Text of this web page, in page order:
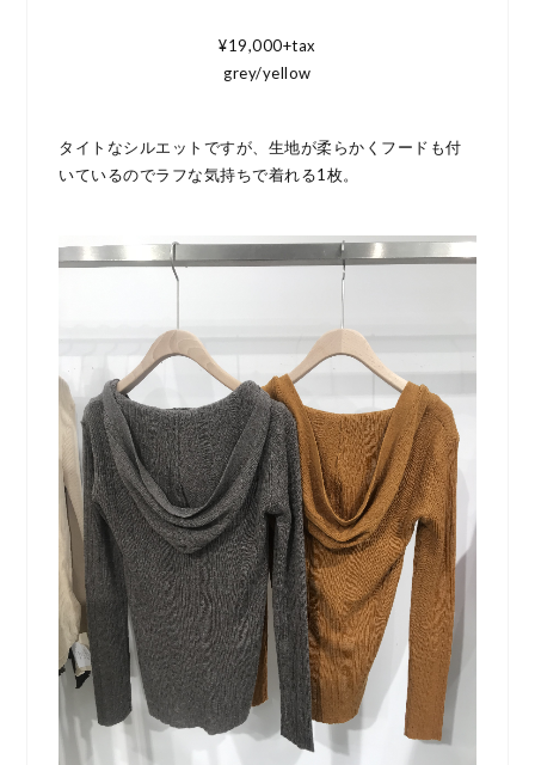
¥19,000+tax
grey/yellow
タイトなシルエットですが、生地が柔らかくフードも付
いているのでラフな気持ちで着れる1枚。